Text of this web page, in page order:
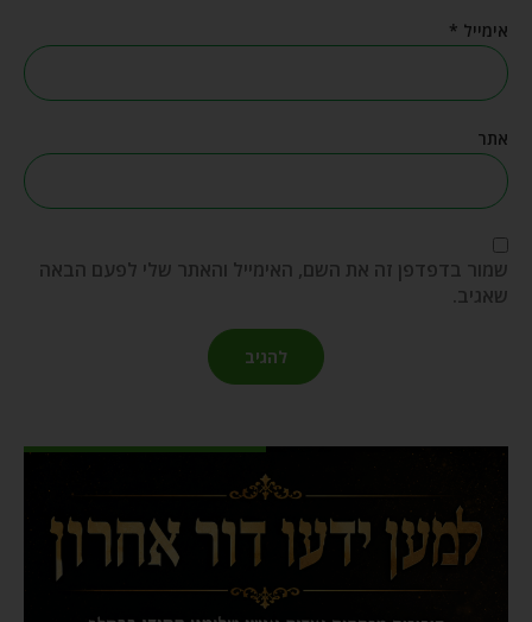
אימייל*
אתר
שמור בדפדפן זה את השם, האימייל והאתר שלי לפעם הבאה
שאגיב.